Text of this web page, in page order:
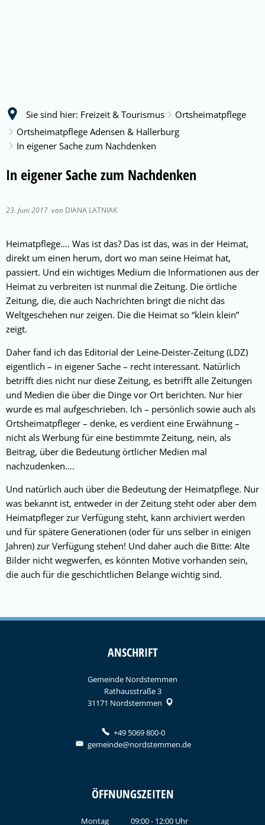
Sie sind hier: Freizeit & Tourismus
Ortsheimatpflege
Ortsheimatpflege Adensen & Hallerburg
In eigener Sache zum Nachdenken
In eigener Sache zum Nachdenken
23. Juni 2017 von DIANA LATNIAK
Heimatpflege…. Was ist das? Das ist das, was in der Heimat,
direkt um einen herum, dort wo man seine Heimat hat,
passiert. Und ein wichtiges Medium die Informationen aus der
Heimat zu verbreiten ist nunmal die Zeitung. Die örtliche
Zeitung, die, die auch Nachrichten bringt die nicht das
Weltgeschehen nur zeigen. Die die Heimat so “klein klein”
zeigt.
Daher fand ich das Editorial der Leine-Deister-Zeitung (LDZ)
eigentlich – in eigener Sache – recht interessant. Natürlich
betrifft dies nicht nur diese Zeitung, es betrifft alle Zeitungen
und Medien die über die Dinge vor Ort berichten. Nur hier
wurde es mal aufgeschrieben. Ich – persönlich sowie auch als
Ortsheimatpfleger – denke, es verdient eine Erwähnung –
nicht als Werbung für eine bestimmte Zeitung, nein, als
Beitrag, über die Bedeutung örtlicher Medien mal
nachzudenken….
Und natürlich auch über die Bedeutung der Heimatpflege. Nur
was bekannt ist, entweder in der Zeitung steht oder aber dem
Heimatpfleger zur Verfügung steht, kann archiviert werden
und für spätere Generationen (oder für uns selber in einigen
Jahren) zur Verfügung stehen! Und daher auch die Bitte: Alte
Bilder nicht wegwerfen, es könnten Motive vorhanden sein,
die auch für die geschichtlichen Belange wichtig sind.
ANSCHRIFT
Gemeinde Nordstemmen
Rathausstraße 3
31171 Nordstemmen
+49 5069 800-0
gemeinde@nordstemmen.de
ÖFFNUNGSZEITEN
Montag 09:00- 12:00Uhr